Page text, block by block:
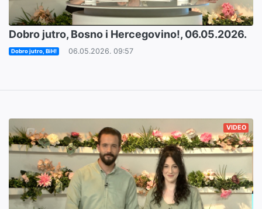
Dobro jutro, Bosno i Hercegovino!, 06.05.2026.
Dobro jutro, BiH! 06.05.2026. 09:57
VIDEO